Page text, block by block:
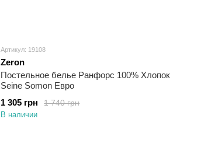
Артикул: 19108
Zeron
Постельное белье Ранфорс 100% Хлопок
Seine Somon Евро
1 740 грн
1 305 грн
В наличии